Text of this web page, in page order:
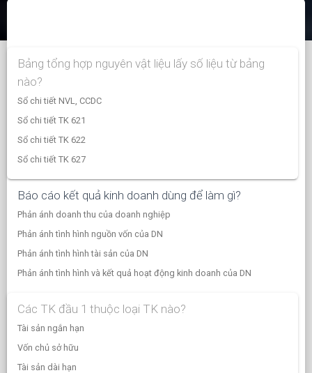
Bảng tổng hợp nguyên vật liệu lấy số liệu từ bảng
nào?
Sổ chi tiết NVL, CCDC
Sổ chi tiết TK 621
Sổ chi tiết TK 622
Sổ chi tiết TK 627
Báo cáo kết quả kinh doanh dùng để làm gì?
Phản ánh doanh thu của doanh nghiệp
Phản ánh tình hình nguồn vốn của DN
Phản ánh tình hình tài sản của DN
Phản ánh tình hình và kết quả hoạt động kinh doanh của DN
Các TK đầu 1 thuộc loại TK nào?
Tài sản ngắn hạn
Vốn chủ sở hữu
Tài sản dài hạn